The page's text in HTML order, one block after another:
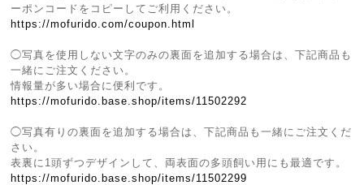
ーポンコードをコピーしてご利用ください。
https://mofurido.com/coupon.html
◯写真を使用しない文字のみの裏面を追加する場合は、下記商品も
一緒にご注文ください。
情報量が多い場合に便利です。
https://mofurido.base.shop/items/11502292
◯写真有りの裏面を追加する場合は、下記商品も一緒にご注文くだ
さい。
表裏に1頭ずつデザインして、両表面の多頭飼い用にも最適です。
https://mofurido.base.shop/items/11502299